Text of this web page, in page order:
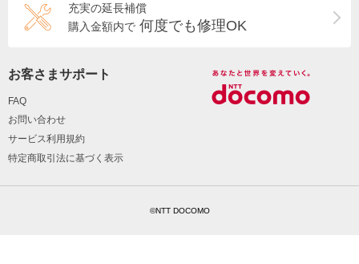
充実の延長補償
購入金額内で 何度でも修理OK
お客さまサポート
FAQ
お問い合わせ
サービス利用規約
特定商取引法に基づく表示
©NTT DOCOMO